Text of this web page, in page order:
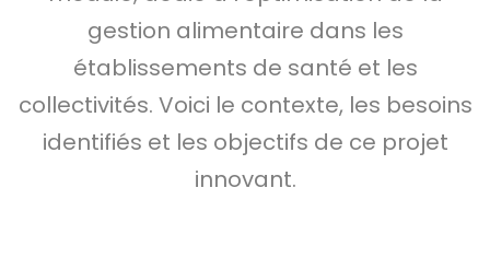
gestion alimentaire dans les
établissements de santé et les
collectivités. Voici le contexte, les besoins
identifiés et les objectifs de ce projet
innovant.